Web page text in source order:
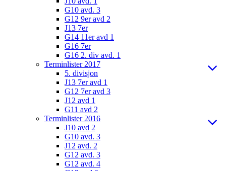
G10 avd. 3
G12 9er avd 2
J13 7er
G14 11er avd 1
G16 7er
G16 2. div avd. 1
Terminlister 2017
5. divisjon
J13 7er avd 1
G12 7er avd 3
J12 avd 1
G11 avd 2
Terminlister 2016
J10 avd 2
G10 avd. 3
J12 avd. 2
G12 avd. 3
G12 avd. 4